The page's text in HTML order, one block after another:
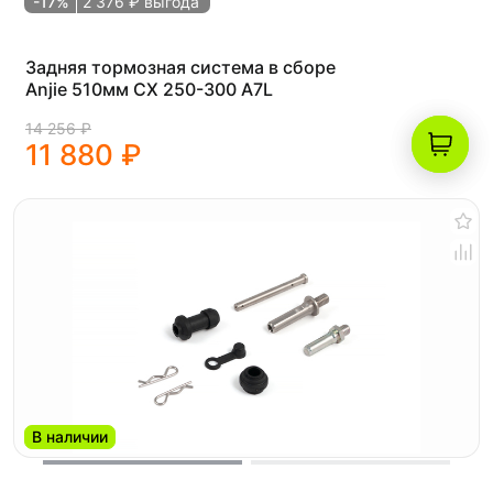
Задняя тормозная система в сборе
Anjie 510мм CX 250-300 A7L
14 256 ₽
11 880 ₽
В наличии